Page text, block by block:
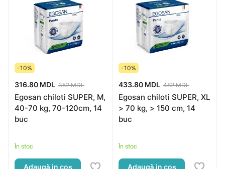
-10%
316.80 MDL 352 MDL
Egosan chiloti SUPER, M,
40-70 kg, 70-120cm, 14
buc
În stoc
Adaugă in coş
-10%
433.80 MDL 482 MDL
Egosan chiloti SUPER, XL
> 70 kg, > 150 cm, 14
buc
În stoc
Adaugă in coş